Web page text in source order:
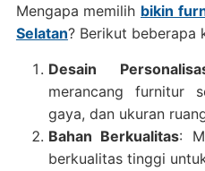
Mengapa memilih bikin
Selatan? Berikut beberapa
Desain
merancang furnitur
gaya, dan ukuran
Bahan Berkualitas:
berkualitas tinggi